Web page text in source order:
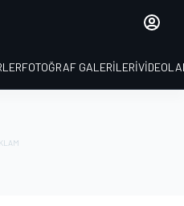
FOTOĞRAF GALERILERI